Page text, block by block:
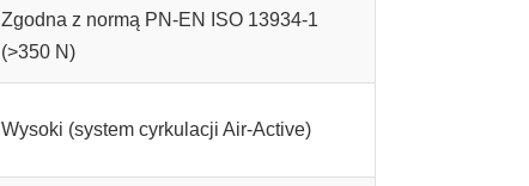
Zgodna z normą PN-EN ISO 13934-1
(>350 N)
Wysoki (system cyrkulacji Air-Active)